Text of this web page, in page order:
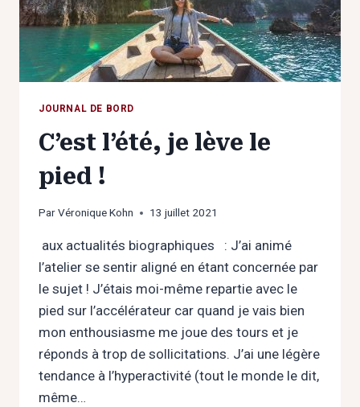
JOURNAL DE BORD
C’est l’été, je lève le
pied !
ParVéronique Kohn 13 juillet 2021
aux actualités biographiques : J’ai animé
l’atelier se sentir aligné en étant concernée par
le sujet ! J’étais moi-même repartie avec le
pied sur l’accélérateur car quand je vais bien
mon enthousiasme me joue des tours et je
réponds à trop de sollicitations. J’ai une légère
tendance à l’hyperactivité (tout le monde le dit,
même…